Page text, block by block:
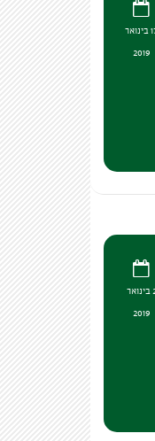
17 בינואר
2019
2 בינואר
2019